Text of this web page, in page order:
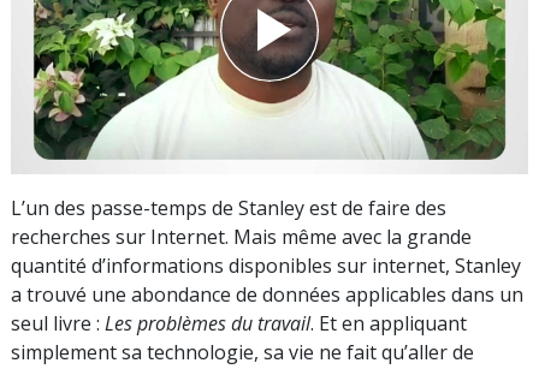
L’un des passe-temps de Stanley est de faire des
recherches sur Internet. Mais même avec la grande
quantité d’informations disponibles sur internet, Stanley
a trouvé une abondance de données applicables dans un
seul livre : Les problèmes du travail. Et en appliquant
simplement sa technologie, sa vie ne fait qu’aller de